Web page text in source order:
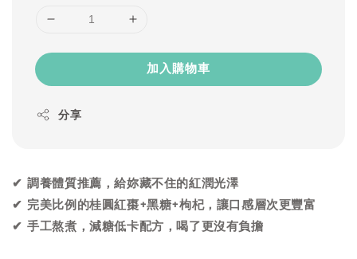
加入購物車
分享
✔ 調養體質推薦，給妳藏不住的紅潤光澤
✔ 完美比例的桂圓紅棗+黑糖+枸杞，讓口感層次更豐富
✔ 手工熬煮，減糖低卡配方，喝了更沒有負擔